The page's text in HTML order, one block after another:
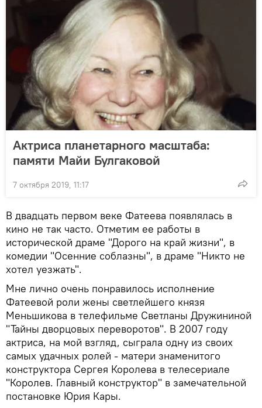
Актриса планетарного масштаба:
памяти Майи Булгаковой
7 октября 2019, 11:17
В двадцать первом веке Фатеева появлялась в
кино не так часто. Отметим ее работы в
исторической драме "Дорого на край жизни", в
комедии "Осенние соблазны", в драме "Никто не
хотел уезжать".
Мне лично очень понравилось исполнение
Фатеевой роли жены светлейшего князя
Меньшикова в телефильме Светланы Дружининой
"Тайны дворцовых переворотов". В 2007 году
актриса, на мой взгляд, сыграла одну из своих
самых удачных ролей - матери знаменитого
конструктора Сергея Королева в телесериале
"Королев. Главный конструктор" в замечательной
постановке Юрия Кары.